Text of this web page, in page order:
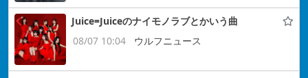
Juice=Juiceのナイモノラブとかいう曲
08/07 10:04
ウルフニュース